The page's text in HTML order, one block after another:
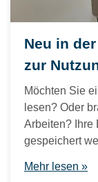
Neu in
zur
Möchten Sie
lesen? Oder
Arbeiten? Ihre
gespeichert
Mehr lesen »